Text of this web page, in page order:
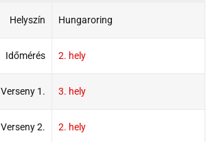
Helyszín Hungaroring
Időmérés 2. hely
Verseny 1. 3. hely
Verseny 2. 2. hely